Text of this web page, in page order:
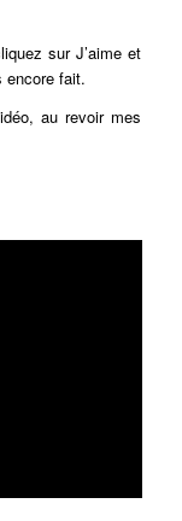
sur J’aime et
encore fait.
au revoir mes